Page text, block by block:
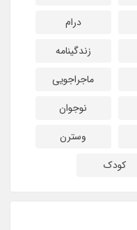
درام
زندگینامه
ماجراجویی
نوجوان
وسترن
کودک